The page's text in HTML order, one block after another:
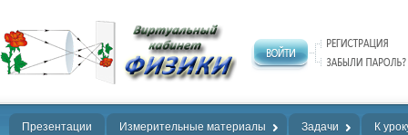
Нет предела
совершенству!
Презентации Измерительные материалы Задачи К